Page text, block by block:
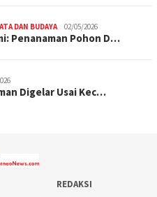
DAN BUDAYA 02/05/2026
Penanaman Pohon D…
Digelar Usai Kec…
REDAKSI